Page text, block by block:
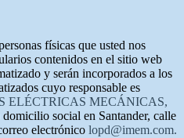
físicas que usted nos
contenidos en el sitio web
y serán incorporados a los
cuyo responsable es
ELÉCTRICAS MECÁNICAS,
social en Santander, calle
electrónico lopd@imem.com.